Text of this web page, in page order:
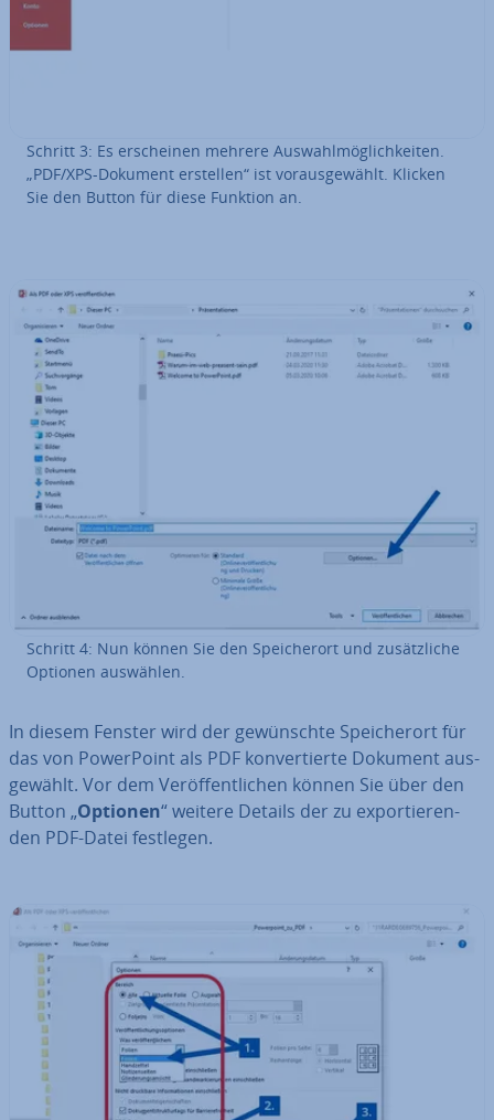
Schritt 3: Es er­schei­nen mehrere Aus­wahl­mög­lich­kei­ten.
„PDF/XPS-Dokument erstellen“ ist vor­ausge­wählt. Klicken
Sie den Button für diese Funktion an.
Schritt 4: Nun können Sie den Spei­cher­ort und zu­sätz­li­che
Optionen auswählen.
In diesem Fenster wird der ge­wünsch­te Spei­cher­ort für
das von Power­Point als PDF kon­ver­tier­te Dokument aus­
ge­wählt. Vor dem Ver­öf­fent­li­chen können Sie über den
Button „Optionen“ weitere Details der zu ex­por­tie­ren­
den PDF-Datei festlegen.